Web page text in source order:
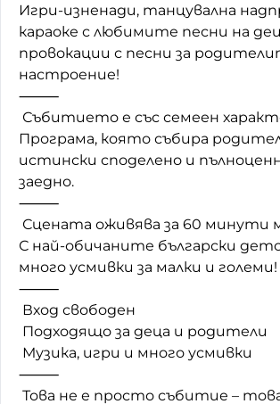
Игри-изненади, танцувална
караоке с любимите песни на
провокации с песни за
настроение!
⸻
Събитието е със семеен
Програма, която събира
истински споделено и
заедно.
⸻
Сцената оживява за 60 минути
С най-обичаните български
много усмивки за малки и големи!
⸻
Вход свободен
Подходящо за деца и родители
Музика, игри и много усмивки
⸻
Това не е просто събитие –